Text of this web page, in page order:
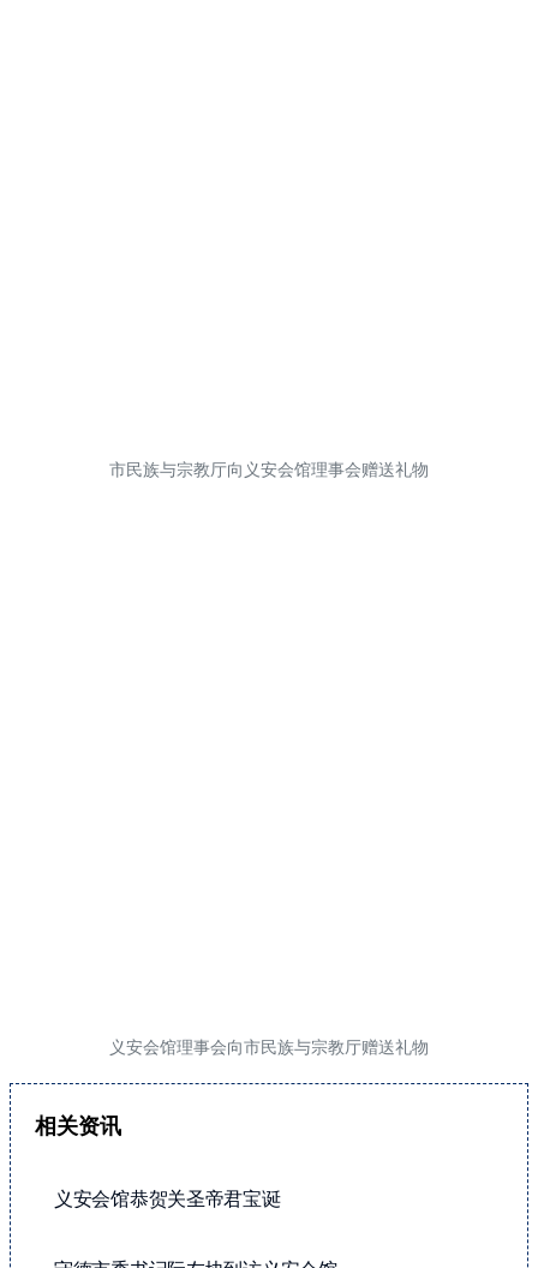
市民族与宗教厅向义安会馆理事会赠送礼物
义安会馆理事会向市民族与宗教厅赠送礼物
相关资讯
义安会馆恭贺关圣帝君宝诞